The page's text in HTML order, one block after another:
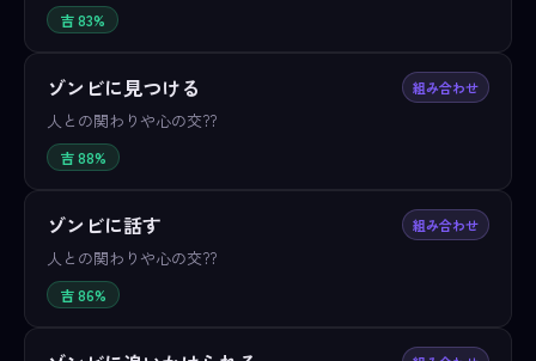
吉 83%
ゾンビに見つける 組み合わせ
人との関わりや心の交??
吉 88%
ゾンビに話す 組み合わせ
人との関わりや心の交??
吉 86%